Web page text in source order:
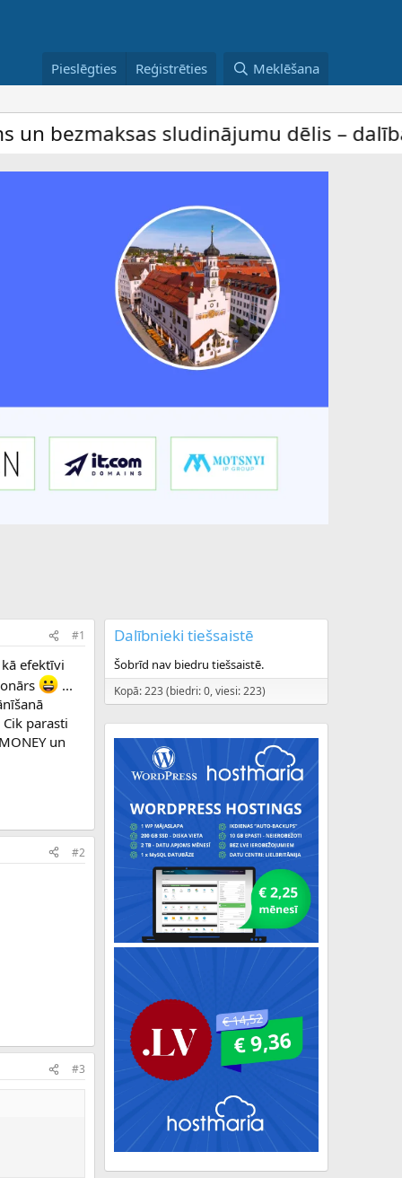
Pieslēgties Reģistrēties Meklēšana
sludinājumu dēlis – dalība ir bez
#1
efektīvi
...
parasti
un
#2
#3
Dalībnieki tiešsaistē
Šobrīd nav biedru tiešsaistē.
Kopā: 223 (biedri: 0, viesi: 223)